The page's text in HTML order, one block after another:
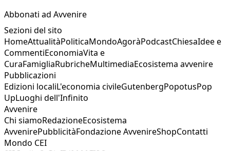
Abbonati ad Avvenire
Sezioni del sito
HomeAttualitàPoliticaMondoAgoràPodcastChiesaIdee e
CommentiEconomiaVita e
CuraFamigliaRubricheMultimediaEcosistema avvenire
Pubblicazioni
Edizioni localiL'economia civileGutenbergPopotusPop
UpLuoghi dell'Infinito
Avvenire
Chi siamoRedazioneEcosistema
AvvenirePubblicitàFondazione AvvenireShopContatti
Mondo CEI